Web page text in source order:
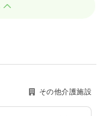
その他介護施設